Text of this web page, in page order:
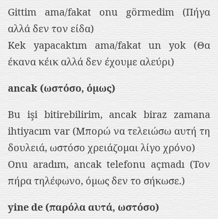
Gittim ama/fakat onu görmedim (Πήγα
αλλά δεν τον είδα)
Kek yapacaktım ama/fakat un yok (Θα
έκανα κέικ αλλά δεν έχουμε αλεύρι)
ancak (ωστόσο, όμως)
Bu işi bitirebilirim, ancak biraz zamana
ihtiyacım var (Μπορώ να τελειώσω αυτή τη
δουλειά, ωστόσο χρειάζομαι λίγο χρόνο)
Onu aradım, ancak telefonu açmadı (Τον
πήρα τηλέφωνο, όμως δεν το σήκωσε.)
yine de (παρόλα αυτά, ωστόσο)